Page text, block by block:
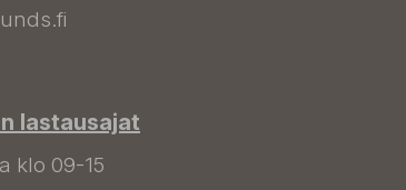
lastausajat
klo 09-15